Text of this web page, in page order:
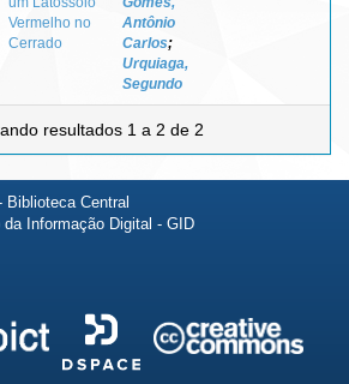
Vermelho no
Cerrado
Antônio
Carlos;
Urquiaga,
Segundo
resultados 1 a 2 de 2
Biblioteca Central
Informação Digital - GID